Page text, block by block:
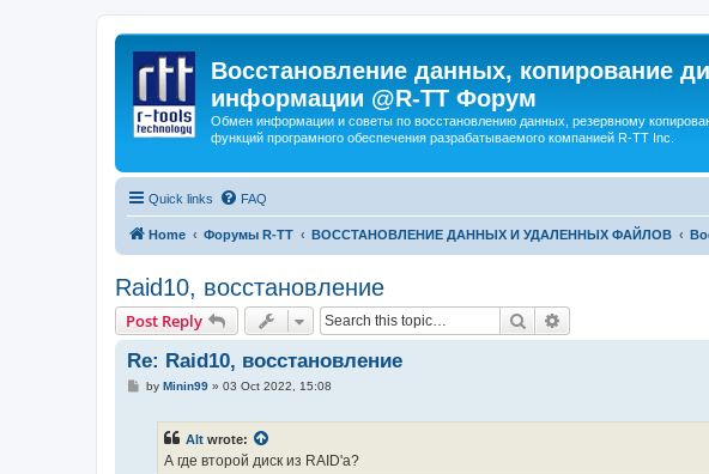
Восстановление данных, копирование
информации @R-TT Форум
Обмен информации и советы по восстановлению данных, резервному
функций програмного обеспечения разрабатываемого компанией R-TT Inc.
Quick links FAQ
Home Форумы R-TT ВОССТАНОВЛЕНИЕ ДАННЫХ И УДАЛЕННЫХ ФАЙЛОВ
Raid10, восстановление
Post Reply Search
Re: Raid10, восстановление
Pby Minin99» 03 Oct 2022, 15:08
Alt wrote:
А где второй диск из RAID'а?